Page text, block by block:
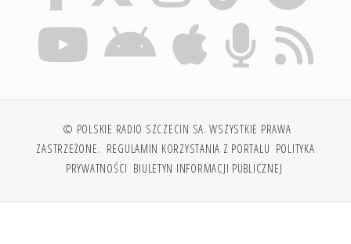
© POLSKIE RADIO SZCZECIN SA. WSZYSTKIE PRAWA
ZASTRZEŻONE. REGULAMIN KORZYSTANIA Z PORTALU POLITYKA
PRYWATNOŚCI BIULETYN INFORMACJI PUBLICZNEJ